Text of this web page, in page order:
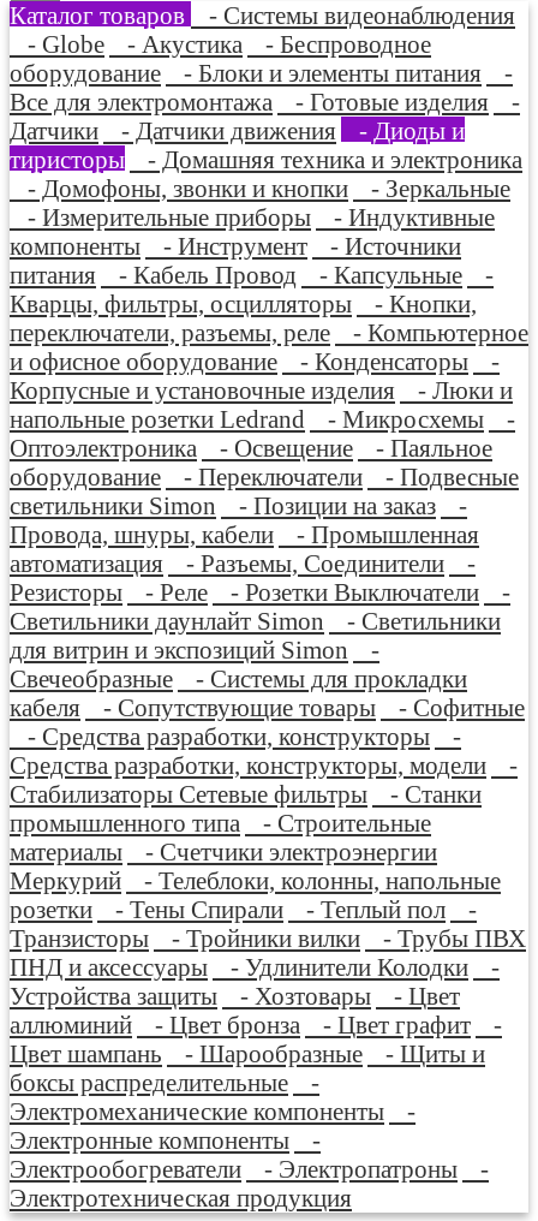
Каталог товаров
- Системы видеонаблюдения
- Globe
- Акустика
- Беспроводное
оборудование
- Блоки и элементы питания
-
Все для электромонтажа
- Готовые изделия
-
Датчики
- Датчики движения
- Диоды и
тиристоры
- Домашняя техника и электроника
- Домофоны, звонки и кнопки
- Зеркальные
- Измерительные приборы
- Индуктивные
компоненты
- Инструмент
- Источники
питания
- Кабель Провод - Капсульные
-
Кварцы, фильтры, осцилляторы
- Кнопки,
переключатели, разъемы, реле
- Компьютерное
и офисное оборудование
- Конденсаторы
-
Корпусные и установочные изделия
- Люки и
напольные розетки Ledrand
- Микросхемы
-
Оптоэлектроника
- Освещение
- Паяльное
оборудование
- Переключатели
- Подвесные
светильники Simon
- Позиции на заказ
-
Провода, шнуры, кабели
- Промышленная
автоматизация
- Разъемы, Соединители
-
Резисторы
- Реле - Розетки Выключатели
-
Светильники даунлайт Simon
- Светильники
для витрин и экспозиций Simon
-
Свечеобразные
- Системы для прокладки
кабеля
- Сопутствующие товары
- Софитные
- Средства разработки, конструкторы
-
Средства разработки, конструкторы, модели
-
Стабилизаторы Сетевые фильтры
- Станки
промышленного типа
- Строительные
материалы
- Счетчики электроэнергии
Меркурий
- Телеблоки, колонны, напольные
розетки
- Тены Спирали - Теплый пол
-
Транзисторы
- Тройники вилки
- Трубы ПВХ
ПНД и аксессуары
- Удлинители Колодки
-
Устройства защиты
- Хозтовары
- Цвет
аллюминий
- Цвет бронза - Цвет графит
-
Цвет шампань
- Шарообразные
- Щиты и
боксы распределительные
-
Электромеханические компоненты
-
Электронные компоненты
-
Электрообогреватели
- Электропатроны
-
Электротехническая продукция